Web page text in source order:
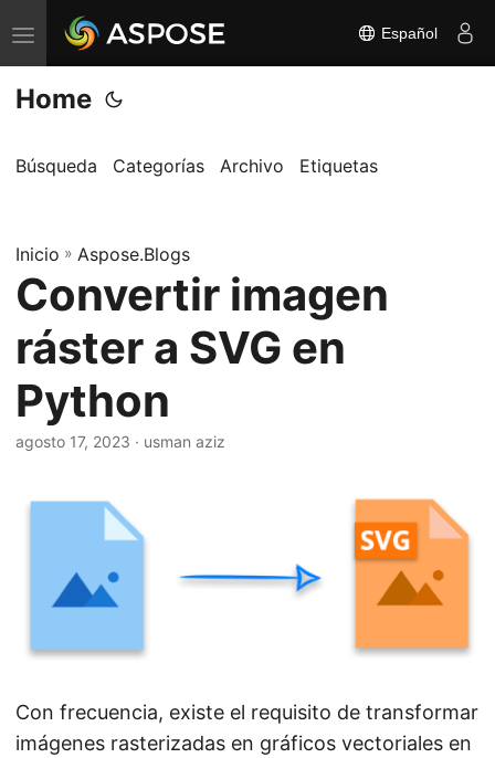
A
l
t
r
r
n
a
v
g
a
Español
Home
Búsqueda Categorías Archivo Etiquetas
Inicio » Aspose.Blogs
Convertir imagen
ráster a SVG en
Python
agosto 17, 2023 · usman aziz
Con frecuencia, existe el requisito de transformar
imágenes rasterizadas en gráficos vectoriales en